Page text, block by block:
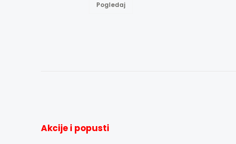
Pogledaj
Akcije i popusti